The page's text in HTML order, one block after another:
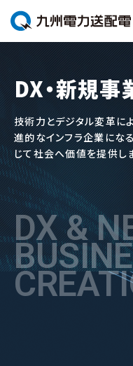
DX・新規事
技術力とデジタル変革に
進的なインフラ企業にな
じて社会へ価値を提供しま
DX &